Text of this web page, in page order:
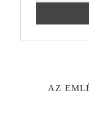
AZ